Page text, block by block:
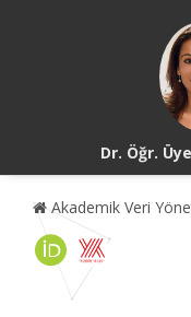
Dr. Öğr.
Akademik Veri